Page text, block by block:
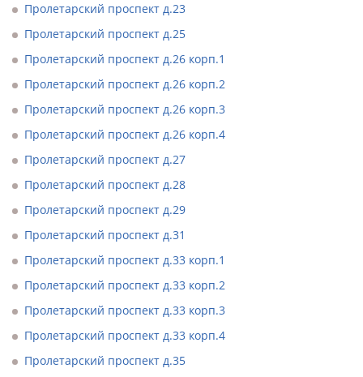
Пролетарский проспект д.23
Пролетарский проспект д.25
Пролетарский проспект д.26 корп.1
Пролетарский проспект д.26 корп.2
Пролетарский проспект д.26 корп.3
Пролетарский проспект д.26 корп.4
Пролетарский проспект д.27
Пролетарский проспект д.28
Пролетарский проспект д.29
Пролетарский проспект д.31
Пролетарский проспект д.33 корп.1
Пролетарский проспект д.33 корп.2
Пролетарский проспект д.33 корп.3
Пролетарский проспект д.33 корп.4
Пролетарский проспект д.35